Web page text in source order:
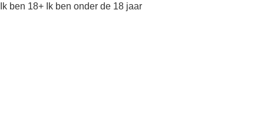
Ik ben 18+ Ik ben onder de 18 jaar